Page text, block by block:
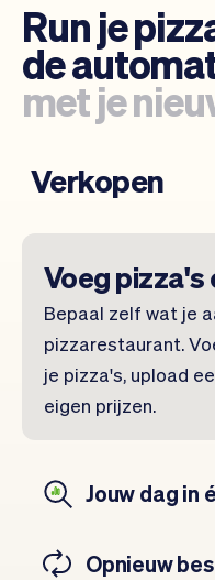
Run je
de
met je
Verkopen
Voeg pizza's
Bepaal zelf wat je
pizzarestaurant.
je pizza's, upload
eigen prijzen.
Jouw dag in
Opnieuw